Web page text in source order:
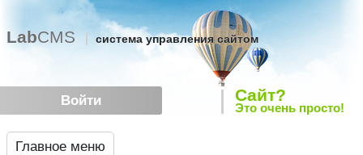
Войти
LabCMS система управления сайтом
Сайт?
Это очень просто!
Главное меню